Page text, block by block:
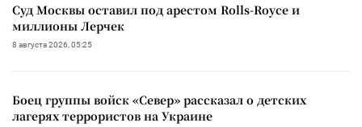
Суд Москвы оставил под арестом Rolls-Royce и
миллионы Лерчек
8 августа 2026, 05:25
Боец группы войск «Север» рассказал о детских
лагерях террористов на Украине